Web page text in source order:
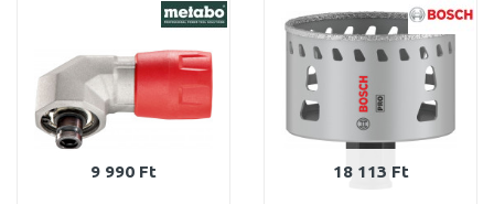
Összehasonlítás Összehasonlítás
9 990 Ft 18 113 Ft